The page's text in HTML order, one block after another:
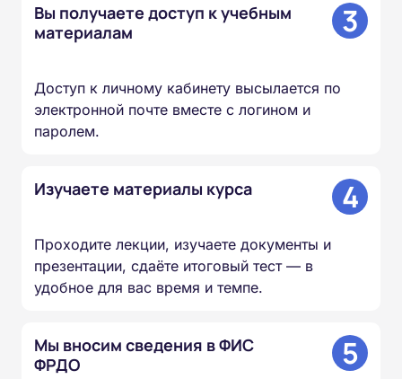
Вы получаете доступ к учебным
материалам
3
Доступ к личному кабинету высылается по
электронной почте вместе с логином и
паролем.
Изучаете материалы курса 4
Проходите лекции, изучаете документы и
презентации, сдаёте итоговый тест — в
удобное для вас время и темпе.
Мы вносим сведения в ФИС
ФРДО
5